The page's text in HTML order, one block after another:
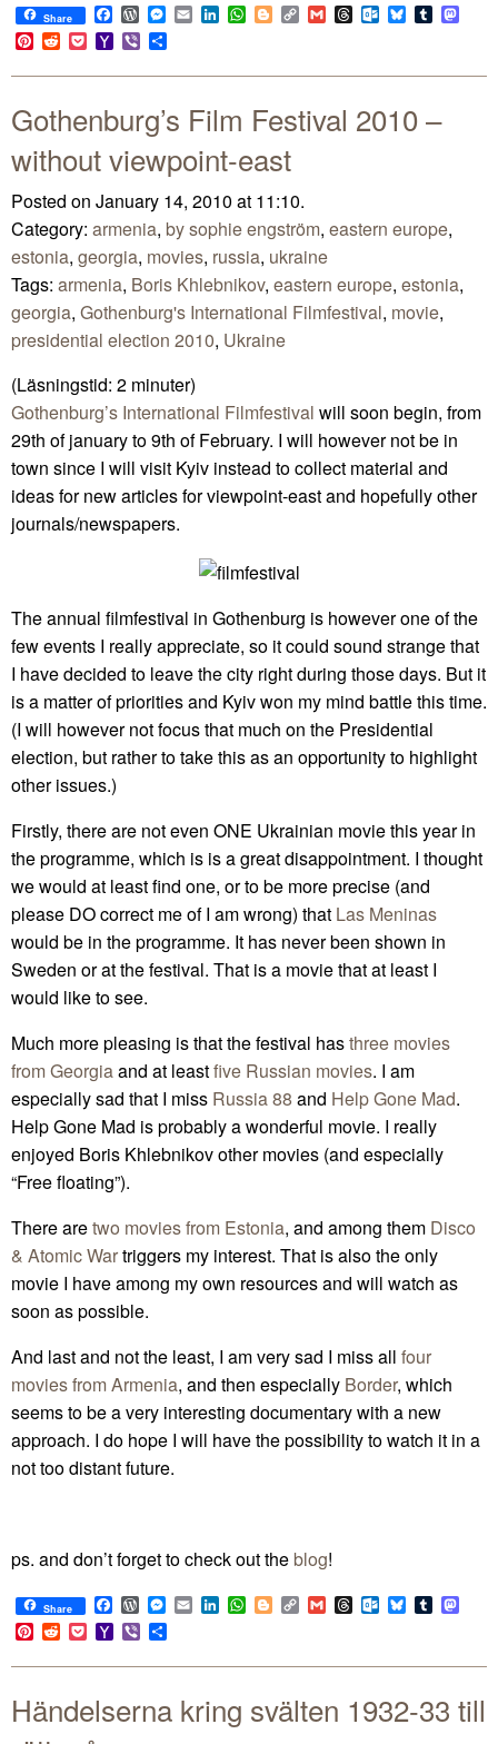
Share Facebook
WordPress
Messenger
EmailLinkedIn
WhatsApp
BloggerCopy
Link
GmailThreadsOutlook.com
BlueskyTumblr
Pinterest
RedditPocketYahoo
Mail
Viber
Gothenburg’s Film Festival 2010 –
without viewpoint-east
Posted on January 14, 2010 at 11:10.
Category: armenia, by sophie engström, eastern europe,
estonia, georgia, movies, russia, ukraine
Tags: armenia, Boris Khlebnikov, eastern europe, estonia,
georgia, Gothenburg's International Filmfestival, movie,
presidential election 2010, Ukraine
(Läsningstid: 2 minuter)
Gothenburg’s International Filmfestival will soon begin, from
29th of january to 9th of February. I will however not be in
town since I will visit Kyiv instead to collect material and
ideas for new articles for viewpoint-east and hopefully other
journals/newspapers.
The annual filmfestival in Gothenburg is however one of the
few events I really appreciate, so it could sound strange that
I have decided to leave the city right during those days. But it
is a matter of priorities and Kyiv won my mind battle this time.
(I will however not focus that much on the Presidential
election, but rather to take this as an opportunity to highlight
other issues.)
Firstly, there are not even ONE Ukrainian movie this year in
the programme, which is is a great disappointment. I thought
we would at least find one, or to be more precise (and
please DO correct me of I am wrong) that Las Meninas
would be in the programme. It has never been shown in
Sweden or at the festival. That is a movie that at least I
would like to see.
Much more pleasing is that the festival hasthree movies
from Georgiaand at leastfive Russian movies. I am
especially sad that I miss Russia 88 and Help Gone Mad.
Help Gone Mad is probably a wonderful movie. I really
enjoyed Boris Khlebnikov other movies (and especially
“Free floating”).
There aretwo movies from Estonia, and among them Disco
& Atomic Wartriggers my interest. That is also the only
movie I have among my own resources and will watch as
soon as possible.
And last and not the least, I am very sad I miss all four
movies from Armenia, and then especially Border, which
seems to be a very interesting documentary with a new
approach. I do hope I will have the possibility to watch it in a
not too distant future.
ps. and don’t forget to check out theblog!
Share Facebook
WordPress
Messenger
EmailLinkedIn
WhatsApp
BloggerCopy
Link
GmailThreadsOutlook.com
BlueskyTumblr
Pinterest
RedditPocketYahoo
Mail
Viber
Händelserna kring svälten 1932-33 till